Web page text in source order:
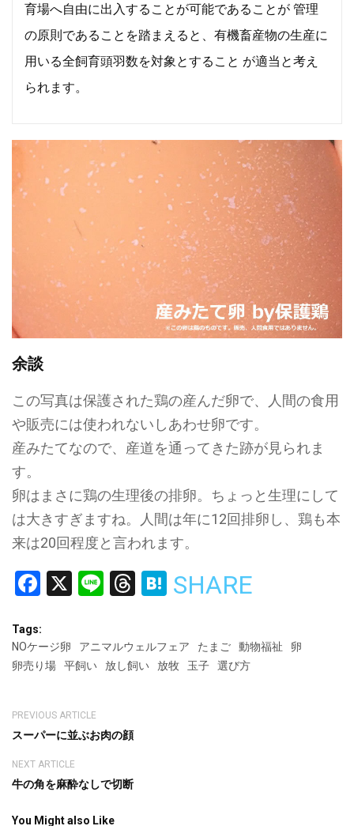
育場へ自由に出入することが可能であることが 管理
の原則であることを踏まえると、有機畜産物の生産に
用いる全飼育頭羽数を対象とすること が適当と考え
られます。
余談
この写真は保護された鶏の産んだ卵で、人間の食用
や販売には使われないしあわせ卵です。
産みたてなので、産道を通ってきた跡が見られま
す。
卵はまさに鶏の生理後の排卵。ちょっと生理にして
は大きすぎますね。人間は年に12回排卵し、鶏も本
来は20回程度と言われます。
Facebook
X LineThreads
Hatena
SHARE
Tags:
NOケージ卵
アニマルウェルフェア たまご 動物福祉
卵
卵売り場
平飼い 放し飼い 放牧 玉子 選び方
PREVIOUS ARTICLE
スーパーに並ぶお肉の顔
NEXT ARTICLE
牛の角を麻酔なしで切断
You Might also Like